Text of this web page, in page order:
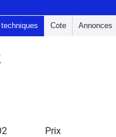
Cote Annonces
Prix